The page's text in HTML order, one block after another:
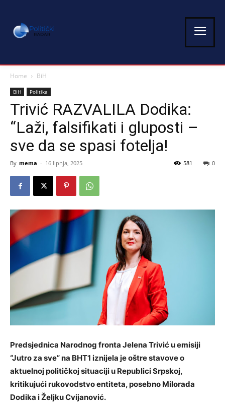
Home BiH
BiH Politika
Trivić RAZVALILA Dodika:
“Laži, falsifikati i gluposti –
sve da se spasi fotelja!
By mema - 16 lipnja, 2025 0
581
Predsjednica Narodnog fronta Jelena Trivić u emisiji
“Jutro za sve” na BHT1 iznijela je oštre stavove o
aktuelnoj političkoj situaciji u Republici Srpskoj,
kritikujući rukovodstvo entiteta, posebno Milorada
Dodika i Željku Cvijanović.